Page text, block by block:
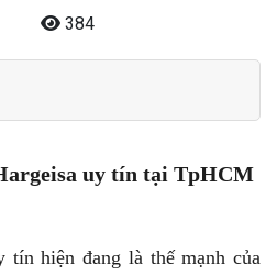
384
uy tín tại TpHCM
tín hiện đang là thế mạnh của